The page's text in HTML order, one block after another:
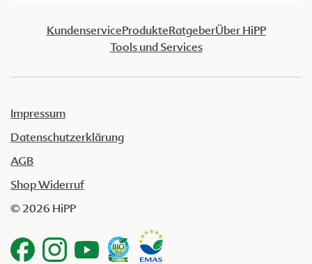
KundenserviceProdukteRatgeberÜber HiPP
Tools und Services
Impressum
Datenschutzerklärung
AGB
Shop Widerruf
© 2026 HiPP